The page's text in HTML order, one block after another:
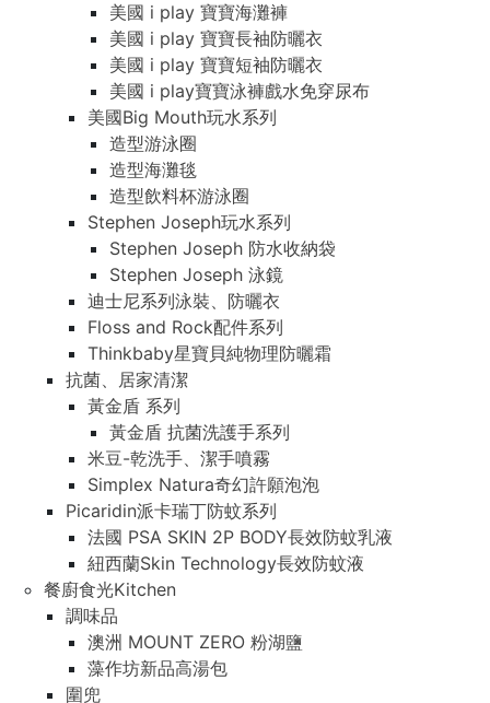
美國 i play 寶寶海灘褲
美國 i play 寶寶長袖防曬衣
美國 i play 寶寶短袖防曬衣
美國 i play寶寶泳褲戲水免穿尿布
美國Big Mouth玩水系列
造型游泳圈
造型海灘毯
造型飲料杯游泳圈
Stephen Joseph玩水系列
Stephen Joseph 防水收納袋
Stephen Joseph 泳鏡
迪士尼系列泳裝、防曬衣
Floss and Rock配件系列
Thinkbaby星寶貝純物理防曬霜
抗菌、居家清潔
黃金盾 系列
黃金盾 抗菌洗護手系列
米豆-乾洗手、潔手噴霧
Simplex Natura奇幻許願泡泡
Picaridin派卡瑞丁防蚊系列
法國 PSA SKIN 2P BODY長效防蚊乳液
紐西蘭Skin Technology長效防蚊液
餐廚食光Kitchen
調味品
澳洲 MOUNT ZERO 粉湖鹽
藻作坊新品高湯包
圍兜